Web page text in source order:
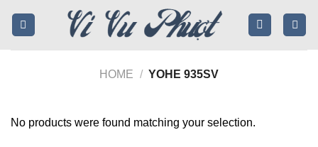
HOME / YOHE 935SV
No products were found matching your selection.